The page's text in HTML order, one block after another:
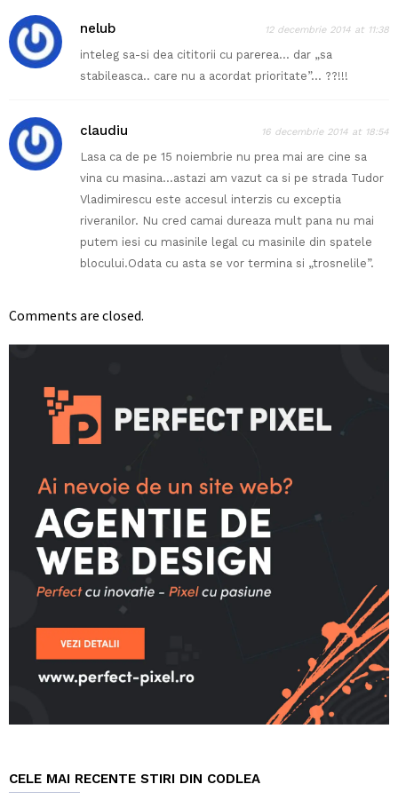
nelub 12 decembrie 2014 at 11:38
inteleg sa-si dea cititorii cu parerea… dar „sa
stabileasca.. care nu a acordat prioritate”… ??!!!
claudiu 16 decembrie 2014 at 18:54
Lasa ca de pe 15 noiembrie nu prea mai are cine sa
vina cu masina…astazi am vazut ca si pe strada Tudor
Vladimirescu este accesul interzis cu exceptia
riveranilor. Nu cred camai dureaza mult pana nu mai
putem iesi cu masinile legal cu masinile din spatele
blocului.Odata cu asta se vor termina si „trosnelile”.
Comments are closed.
CELE MAI RECENTE STIRI DIN CODLEA